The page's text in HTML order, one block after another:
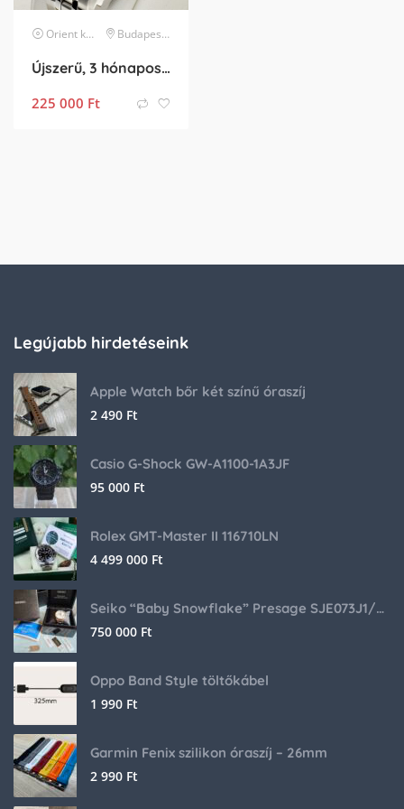
Orient karóra Budapest XIV. kerület
Újszerű, 3 hónapos Orient star open hart eladó
225 000 Ft
Legújabb hirdetéseink
Apple Watch bőr két színű óraszíj
2 490 Ft
Casio G-Shock GW-A1100-1A3JF
95 000 Ft
Rolex GMT-Master II 116710LN
4 499 000 Ft
Seiko “Baby Snowflake” Presage SJE073J1/SARA015 Limited Edition
750 000 Ft
Oppo Band Style töltőkábel
1 990 Ft
Garmin Fenix szilikon óraszíj – 26mm
2 990 Ft